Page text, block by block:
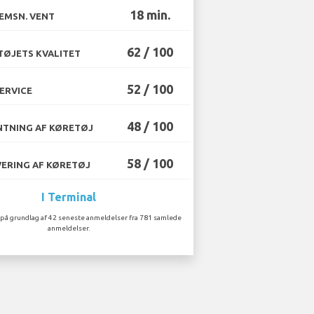
VENT 18 min.
KVALITET 62 / 100
52 / 100
AF KØRETØJ 48 / 100
AF KØRETØJ 58 / 100
I Terminal
grundlag af 42 seneste anmeldelser fra 781 samlede
anmeldelser.